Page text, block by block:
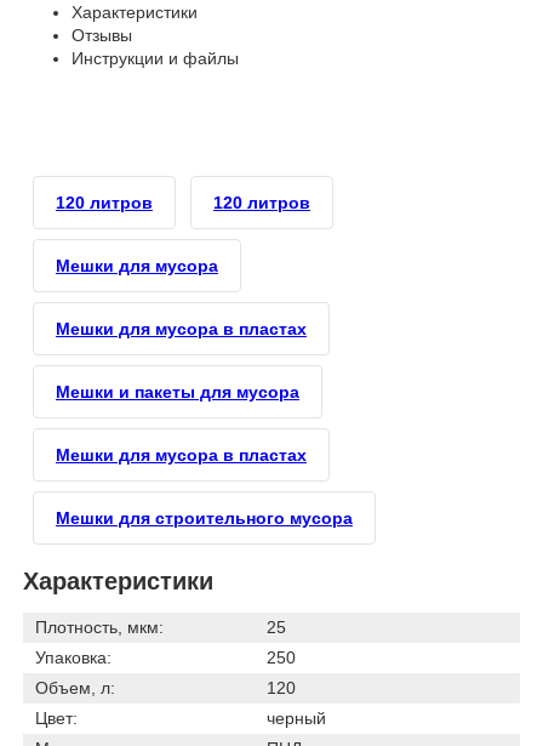
Характеристики
Отзывы
Инструкции и файлы
120 литров 120 литров
Мешки для мусора
Мешки для мусора в пластах
Мешки и пакеты для мусора
Мешки для мусора в пластах
Мешки для строительного мусора
Характеристики
Плотность, мкм:
25
Упаковка:
250
Объем, л:
120
Цвет:
черный